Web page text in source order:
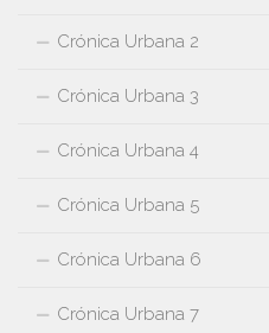
Crónica Urbana 2
Crónica Urbana 3
Crónica Urbana 4
Crónica Urbana 5
Crónica Urbana 6
Crónica Urbana 7